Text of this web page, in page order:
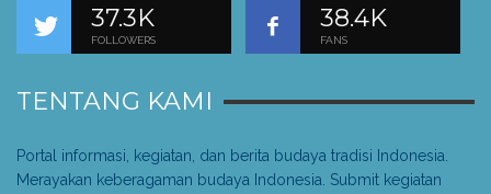
37.3K
FOLLOWERS
38.4K
FANS
TENTANG KAMI
Portal informasi, kegiatan, dan berita budaya tradisi Indonesia.
Merayakan keberagaman budaya Indonesia. Submit kegiatan